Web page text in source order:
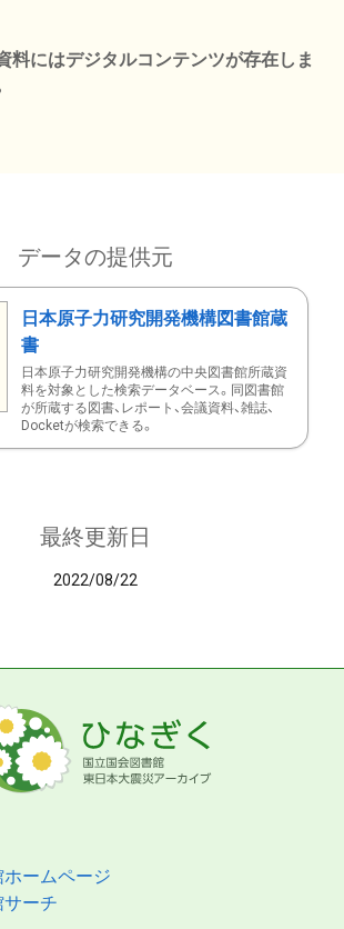
料にはデジタルコンテンツが存在しま
データの提供元
日本原子力研究開発機構図書館蔵
書
日本原子力研究開発機構の中央図書館所蔵資
料を対象とした検索データベース。同図書館
が所蔵する図書、レポート、会議資料、雑誌、
Docketが検索できる。
最終更新日
2022/08/22
ームページ
ーチ